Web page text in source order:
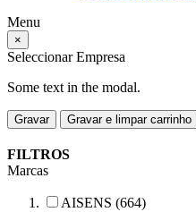
Menu
×
Seleccionar Empresa
Some text in the modal.
Gravar Gravar e limpar carrinho
FILTROS
Marcas
AISENS (664)